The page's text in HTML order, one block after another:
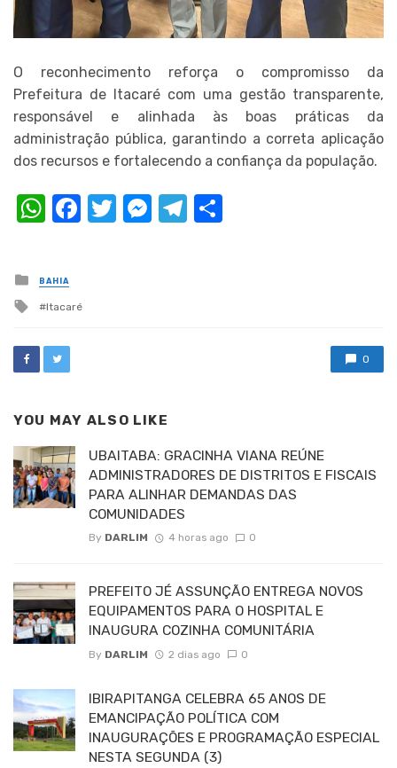
O reconhecimento reforça o compromisso da
Prefeitura de Itacaré com uma gestão transparente,
responsável e alinhada às boas práticas da
administração pública, garantindo a correta aplicação
dos recursos e fortalecendo a confiança da população.
WhatsApp
Facebook
Twitter
Messenger
Telegram
Posted
in
BAHIA
Tagged
Itacaré
0
YOU MAY ALSO LIKE
UBAITABA: GRACINHA VIANA REÚNE
ADMINISTRADORES DE DISTRITOS E FISCAIS
PARA ALINHAR DEMANDAS DAS
COMUNIDADES
By DARLIM 4 horas ago 0
PREFEITO JÉ ASSUNÇÃO ENTREGA NOVOS
EQUIPAMENTOS PARA O HOSPITAL E
INAUGURA COZINHA COMUNITÁRIA
By DARLIM 2 dias ago 0
IBIRAPITANGA CELEBRA 65 ANOS DE
EMANCIPAÇÃO POLÍTICA COM
INAUGURAÇÕES E PROGRAMAÇÃO ESPECIAL
NESTA SEGUNDA (3)